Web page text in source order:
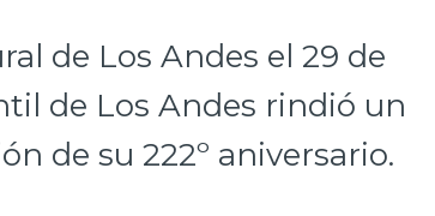
de Los Andes el 29 de
de Los Andes rindió un
de su 222º aniversario.